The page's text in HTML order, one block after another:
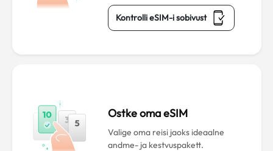
Kontrolli eSIM-i sobivust
Ostke oma eSIM
Valige oma reisi jaoks ideaalne
andme- ja kestvuspakett.